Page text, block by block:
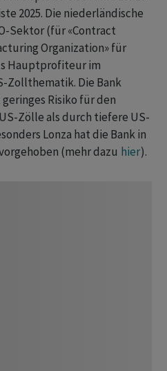
2025. Die niederländische
Sektor (für «Contract
Organization» für
Hauptprofiteur im
Zollthematik. Die Bank
Risiko für den
Zölle als durch tiefere US-
Lonza hat die Bank in
(mehr dazu hier).